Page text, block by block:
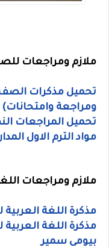
ملازم ومراجعات للصف
تحميل مذكرات الصف
ومراجعة وامتحانات)
تحميل المراجعات
مواد الترم الاول
ملازم ومراجعات
مذكرة اللغة العربية
مذكرة اللغة العربية
بيومى سمير